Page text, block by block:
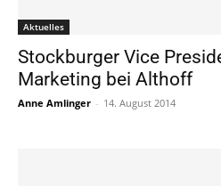
Aktuelles
Stockburger Vice
Marketing bei Althoff
Anne Amlinger - 14. August 2014